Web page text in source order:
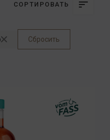
СОРТИРОВАТЬ
Сбросить